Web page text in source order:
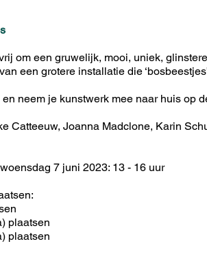
om een gruwelijk, mooi, uniek,
een grotere installatie die
neem je kunstwerk mee naar huis op
Catteeuw, Joanna Madclone, Karin
7 juni 2023: 13 - 16 uur
plaatsen
plaatsen